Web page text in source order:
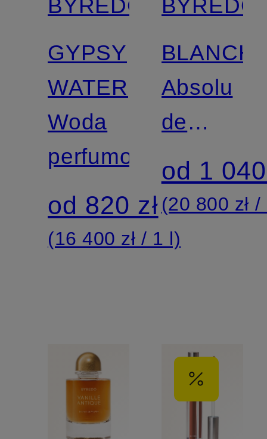
BYREDO
GYPSY
WATER
Woda
perfumowana
od 820 zł
(16 400 zł / 1 l)
BYREDO
Absolu
de
Parfum
od 1 040
(20 800 zł